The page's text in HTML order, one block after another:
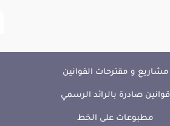
مشاريع و مقترحات القوانين
قوانين صادرة بالرائد الرسمي
مطبوعات على الخط